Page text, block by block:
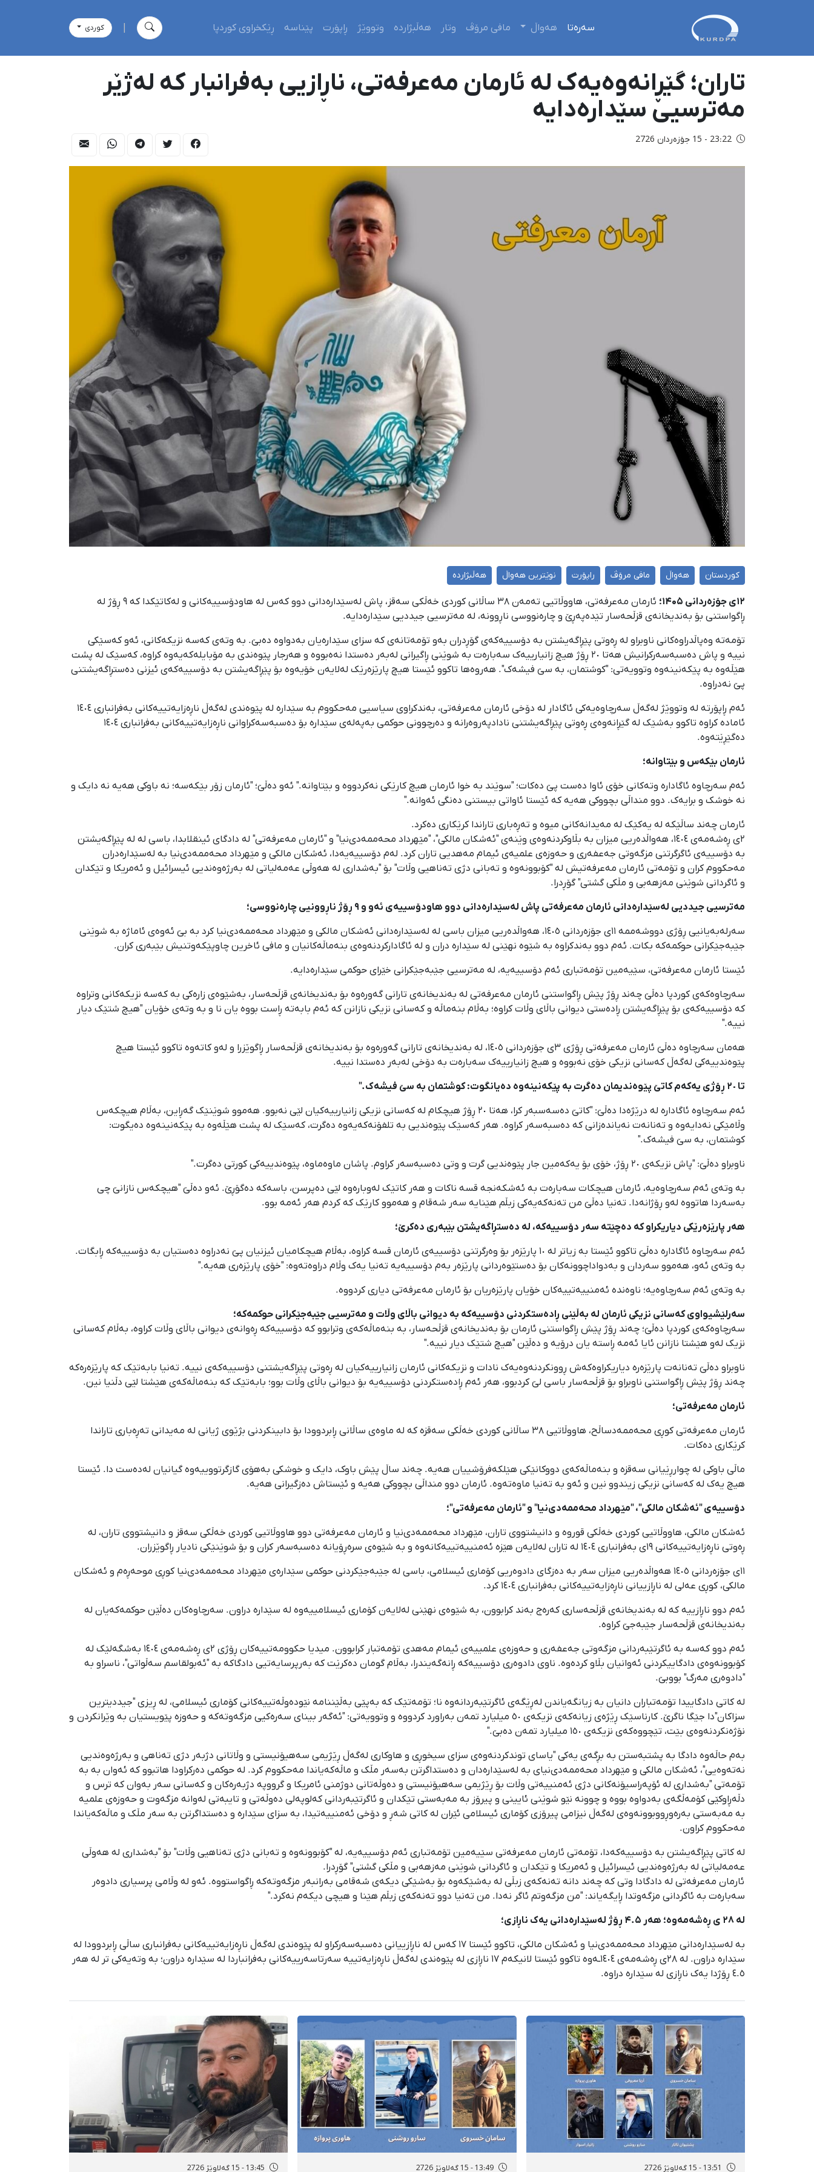
سەرەتا هەواڵ مافی مرۆڤ وتار هەڵبژاردە وتووێژ ڕاپۆرت پێناسە ڕێکخراوی کوردپا كوردی
تاران؛ گێڕانەوەیەک لە ئارمان مەعرفەتی، ناڕازیی بەفرانبار کە لەژێر
مەترسیی سێدارەدایە
23:22 - 15 جۆزەردان 2726
کوردستان هەواڵ مافی مرۆڤ راپۆرت نوێترین هەواڵ هەڵبژاردە
١٢ی جۆزەردانی ۱۴۰۵؛
ئارمان مەعرفەتی، هاووڵاتیی تەمەن ٣٨ ساڵانی کوردی خەڵكی سەقز، پاش لەسێدارەدانی دوو کەس لە هاودۆسییەکانی و لەکاتێکدا کە ٩ ڕۆژ لە
ڕاگواستنی بۆ بەندیخانەی قزڵحەسار تێدەپەڕێ و چارەنووسی ناڕوونە، لە مەترسیی جیددیی سێدارەدایە.
تۆمەتە وەپاڵدراوەکانی ناوبراو لە ڕەوتی پێڕاگەیشتن بە دۆسییەکەی گۆڕدران بەو تۆمەتانەی کە سزای سێدارەیان بەدواوە دەبێ. بە وتەی کەسە نزیکەکانی، ئەو کەسێکی
نییە و پاش دەسبەسەرکرانیش هەتا ٢٠ ڕۆژ هیچ زانیارییەک سەبارەت بە شوێنی ڕاگیرانی لەبەر دەستدا نەەبووە و هەرجار پێوەندی بە مۆبایلەکەیەوە کراوە، کەسێک لە پشت
هێڵەوە بە پێکەنینەوە وتوویەتی: "کوشتمان، بە سێ فیشەک". هەروەها تاکوو ئێستا هیچ پارێزەرێک لەلایەن خۆیەوە بۆ پێڕاگەیشتن بە دۆسییەکەی ئیزنی دەستڕاگەیشتنی
پێ نەدراوە.
ئەم ڕاپۆرتە لە وتووێژ لەگەڵ سەرچاوەیەکی ئاگادار لە دۆخی ئارمان مەعرفەتی، بەندکراوی سیاسیی مەحکووم بە سێدارە لە پێوەندی لەگەڵ ناڕەزایەتییەکانی بەفرانباری ١٤٠٤
ئامادە کراوە تاکوو بەشێک لە گێڕانەوەی ڕەوتی پێڕاگەیشتنی نادادپەروەرانە و دەرچوونی حوکمی بەپەلەی سێدارە بۆ دەسبەسەکراوانی ناڕەزایەتییەکانی بەفرانباری ١٤٠٤
دەگێڕێتەوە.
ئارمان بێکەس و بێتاوانە؛
ئەم سەرچاوە ئاگادارە وتەکانی خۆی ئاوا دەست پێ دەکات؛ "سوێند بە خوا ئارمان هیچ کارێکی نەکردووە و بێتاوانە." ئەو دەڵێ؛ "ئارمان زۆر بێکەسە؛ نە باوکی هەیە نە دایک و
نە خوشک و برایەک. دوو منداڵی بچووکی هەیە کە ئێستا ئاواتی بیستنی دەنگی ئەوانە."
ئارمان چەند ساڵێکە لە یەکێک لە مەیدانەکانی میوە و تەڕەباری تاراندا کرێکاری دەکرد.
٢ی ڕەشەمەی ١٤٠٤، هەواڵدەریی میزان بە بڵاوکردنەوەی وێنەی "ئەشکان مالکی"، "مێهرداد محەممەدی‌نیا" و "ئارمان مەعرفەتی" لە دادگای ئینقلابدا، باسی لە لە پێڕاگەیشتن
بە دۆسییەی ئاگرگرتنی مزگەوتی جەعفەری و حەوزەی علمیەی ئیمام مەهدیی تاران کرد. لەم دۆسییەیەدا، ئەشکان مالکی و مێهرداد محەممەدی‌نیا بە لەسێدارەدران
مەحکووم کران و تۆمەتی ئارمان مەعرفەتیش لە "کۆبوونەوە و تەبانی دژی تەناهیی وڵات" بۆ "بەشداری لە هەوڵی عەمەلیاتی لە بەرژەوەندیی ئیسرائیل و ئەمریکا و تێکدان
و ئاگردانی شوێنی مەزهەبی و مڵکی گشتی" گۆڕدرا.
مەترسیی جیددیی لەسێدارەدانی ئارمان مەعرفەتی پاش لەسێدارەدانی دوو هاودۆسییەی ئەو و ٩ ڕۆژ ناڕوونیی چارەنووسی؛
سەرلەبەیانیی ڕۆژی دووشەممە ١١ی جۆزەردانی ١٤٠٥، هەواڵدەریی میزان باسی لە لەسێدارەدانی ئەشکان مالکی و مێهرداد محەممەدی‌نیا کرد بە بێ ئەوەی ئاماژە بە شوێنی
جێبەجێکرانی حوکمەکە بکات. ئەم دوو بەندکراوە بە شێوە نهێنی لە سێدارە دران و لە ئاگادارکردنەوەی بنەماڵەکانیان و مافی ئاخرین چاوپێکەوتنیش بێبەری کران.
ئێستا ئارمان مەعرفەتی، سێیەمین تۆمەتباری ئەم دۆسییەیە، لە مەترسیی جێبەجێکرانی خێرای حوکمی سێدارەدایە.
سەرچاوەکەی کوردپا دەڵێ چەند ڕۆژ پێش ڕاگواستنی ئارمان مەعرفەتی لە بەندیخانەی تارانی گەورەوە بۆ بەندیخانەی قزڵحەسار، بەشێوەی زارەکی بە کەسە نزیکەکانی وتراوە
کە دۆسییەکەی بۆ پێڕاگەیشتن ڕادەستی دیوانی باڵای وڵات کراوە؛ بەڵام بنەماڵە و کەسانی نزیکی نازانن کە ئەم بابەتە ڕاست بووە یان نا و بە وتەی خۆیان "هیچ شتێک دیار
نییە."
هەمان سەرچاوە دەڵێ ئارمان مەعرفەتی ڕۆژی ٣ی جۆزەردانی ١٤٠٥، لە بەندیخانەی تارانی گەورەوە بۆ بەندیخانەی قزڵحەسار ڕاگوێزرا و لەو کاتەوە تاکوو ئێستا هیچ
پێوەندییەکی لەگەڵ کەسانی نزیکی خۆی نەبووە و هیچ زانیارییەک سەبارەت بە دۆخی لەبەر دەستدا نییە.
تا ٢٠ ڕۆژی یەکەم کاتێ پێوەندیمان دەگرت بە پێکەنینەوە دەیانگوت: کوشتمان بە سێ فیشەک."
ئەم سەرچاوە ئاگادارە لە درێژەدا دەڵێ: "کاتێ دەسەسبەر کرا، هەتا ٢٠ ڕۆژ هیچکام لە کەسانی نزیکی زانیارییەکیان لێی نەبوو. هەموو شوێنێک گەڕاین، بەڵام هیچکەس
وڵامێکی نەدایەوە و تەنانەت نەیاندەزانی کە دەسبەسەر کراوە. هەر کەسێک پێوەندیی بە تلفۆنەکەیەوە دەگرت، کەسێک لە پشت هێڵەوە بە پێکەنینەوە دەیگوت:
کوشتمان، بە سێ فیشەک."
ناوبراو دەڵێ: "پاش نزیکەی ٢٠ ڕۆژ، خۆی بۆ یەکەمین جار پێوەندیی گرت و وتی دەسبەسەر کراوم. پاشان ماوەماوە، پێوەندییەکی کورتی دەگرت."
بە وتەی ئەم سەرچاوەیە، ئارمان هیچکات سەبارەت بە ئەشکەنجە قسە ناکات و هەر کاتێک لەوبارەوە لێی دەپرسن، باسەکە دەگۆڕێ. ئەو دەڵێ "هیچکەس نازانێ چی
بەسەردا هاتووە لەو ڕۆژانەدا. تەنیا دەڵێ من تەنەکەیەکی زبڵم هێنایە سەر شەقام و هەموو کارێک کە کردم هەر ئەمە بوو.
هەر پارێزەرێکی دیاریکراو کە دەچێتە سەر دۆسییەکە، لە دەستڕاگەیشتن بێبەری دەکرێ؛
ئەم سەرچاوە ئاگادارە دەڵێ تاکوو ئێستا بە زیاتر لە ١٠ پارێزەر بۆ وەرگرتنی دۆسییەی ئارمان قسە کراوە، بەڵام هیچکامیان ئیزنیان پێ نەدراوە دەستیان بە دۆسییەکە ڕابگات.
بە وتەی ئەو، هەموو سەردان و بەدواداچوونەکان بۆ دەستێوەردانی پارێزەر بەم دۆسییەیە تەنیا یەک وڵام دراوەتەوە: "خۆی پارێزەری هەیە."
بە وتەی ئەم سەرچاوەیە؛ ناوەندە ئەمنییەتییەکان خۆیان پارێزەریان بۆ ئارمان مەعرفەتی دیاری کردووە.
سەرلێشیواوی کەسانی نزیکی ئارمان لە بەڵێنی ڕادەستکردنی دۆسییەکە بە دیوانی باڵای وڵات و مەترسیی جێبەجێکرانی حوکمەکە؛
سەرچاوەکەی کوردپا دەڵێ؛ چەند ڕۆژ پێش ڕاگواستنی ئارمان بۆ بەندیخانەی قزڵحەسار، بە بنەماڵەکەی وترابوو کە دۆسییەکە ڕەوانەی دیوانی باڵای وڵات کراوە، بەڵام کەسانی
نزیک لەو هێشتا نازانن ئایا ئەمە ڕاستە یان درۆیە و دەڵێن "هیچ شتێک دیار نییە."
ناوبراو دەڵێ تەنانەت پارێزەرە دیاریکراوەکەش ڕوونکردنەوەیەک نادات و نزیکەکانی ئارمان زانیارییەکیان لە ڕەوتی پێڕاگەیشتنی دۆسییەکەی نییە. تەنیا بابەتێک کە پارێزەرەکە
چەند ڕۆژ پێش ڕاگواستنی ناوبراو بۆ قزڵحەسار باسی لێ کردبوو، هەر ئەم ڕادەستکردنی دۆسییەیە بۆ دیوانی باڵای وڵات بوو؛ بابەتێک کە بنەماڵەکەی هێشتا لێی دڵنیا نین.
ئارمان مەعرفەتی؛
ئارمان مەعرفەتی کوڕی محەممەدساڵح، هاووڵاتیی ٣٨ ساڵانی کوردی خەڵکی سەقزە کە لە ماوەی ساڵانی ڕابردوودا بۆ دابینکردنی بژێوی ژیانی لە مەیدانی تەڕەباری تاراندا
کرێکاری دەکات.
ماڵی باوکی لە چوارڕێیانی سەقزە و بنەماڵەکەی دووکانێکی هێلکەفرۆشییان هەیە. چەند ساڵ پێش باوک، دایک و خوشکی بەهۆی گازگرتووییەوە گیانیان لەدەست دا. ئێستا
هیچ یەک لە کەسانی نزیکی زیندوو نین و ئەو بە تەنیا ماوەتەوە. ئارمان دوو منداڵی بچووکی هەیە و ئێستاش دەزگیرانی هەیە.
دۆسییەی "ئەشکان مالکی"، "مێهرداد محەممەدی‌نیا" و "ئارمان مەعرفەتی"؛
ئەشکان مالکی، هاووڵاتیی کوردی خەڵکی قوروە و دانیشتووی تاران، مێهرداد محەممەدی‌نیا و ئارمان مەعرفەتی دوو هاووڵاتیی کوردی خەڵکی سەقز و دانیشتووی تاران، لە
ڕەوتی ناڕەزایەتییەکانی ١٩ی بەفرانباری ١٤٠٤ لە تاران لەلایەن هێزە ئەمنییەتییەکانەوە و بە شێوەی سرەڕۆیانە دەسبەسەر کران و بۆ شوێنێکی نادیار ڕاگوێزران.
١١ی جۆزەردانی ١٤٠٥ هەواڵدەریی میزان سەر بە دەزگای دادوەریی کۆماری ئیسلامی، باسی لە جێبەجێکردنی حوکمی سێدارەی مێهرداد محەممەدی‌نیا کوڕی موحەڕەم و ئەشکان
مالکی، کوڕی عەلی لە ناڕازییانی ناڕەزایەتییەکانی بەفرانباری ١٤٠٤ کرد.
ئەم دوو ناڕازییە کە لە بەندیخانەی قزڵحەساری کەرەج بەند کرابوون، بە شێوەی نهێنی لەلایەن کۆماری ئیسلامییەوە لە سێدارە دراون. سەرچاوەکان دەڵێن حوکمەکەیان لە
بەندیخانەی قزڵحەسار جێبەجێ کراوە.
ئەم دوو کەسە بە ئاگرتێبەردانی مزگەوتی جەعفەری و حەوزەی علمییەی ئیمام مەهدی تۆمەتبار کرابوون. میدیا حکوومەتییەکان ڕۆژی ٢ی ڕەشەمەی ١٤٠٤ بەشگەلێک لە
کۆبوونەوەی دادگاییکردنی ئەوانیان بڵاو کردەوە. ناوی دادوەری دۆسییەکە ڕانەگەیندرا، بەڵام گومان دەکرێت کە بەرپرسایەتیی دادگاکە بە "ئەبولقاسم سەڵواتی"، ناسراو بە
"دادوەری مەرگ" بووبێ.
لە کاتی دادگاییدا تۆمەتباران دانیان بە زیانگەیاندن لەڕێگەی ئاگرتێبەردانەوە نا؛ تۆمەتێک کە بەپێی بەڵێننامە نێودەوڵەتییەکانی کۆماری ئیسلامی، لە ڕیزی "جیددیترین
سزاکان"دا جێگا ناگرێ. کارناسێک ڕێژەی زیانەکەی نزیکەی ٥٠ میلیارد تمەن بەراورد کردووە و وتوویەتی: "ئەگەر بینای سەرەکیی مزگەوتەکە و حەوزە پێویستیان بە وێرانکردن و
نۆژەنکردنەوەی بێت، تێچووەکەی نزیکەی ١٥٠ میلیارد تمەن دەبێ."
بەم حاڵەوە دادگا بە پشتبەستن بە بڕگەی یەکی "یاسای توندکردنەوەی سزای سیخوڕی و هاوکاری لەگەڵ ڕێژیمی سەهیۆنیستی و وڵاتانی دژبەر دژی تەناهی و بەرژەوەندیی
نەتەوەیی"، ئەشکان مالکی و مێهرداد محەممەدی‌نیای بە لەسێدارەدان و دەستداگرتن بەسەر مڵک و ماڵەکەیاندا مەحکووم کرد. لە حوکمی دەرکراودا هاتبوو کە ئەوان بە بە
تۆمەتی "بەشداری لە ئۆپەراسیۆنەکانی دژی ئەمنییەتی وڵات بۆ ڕێژیمی سەهیۆنیستی و دەوڵەتانی دوژمنی ئامریکا و گرووپە دژبەرەکان و کەسانی سەر بەوان کە ترس و
دڵەڕاوکێی کۆمەڵگەی بەدواوە بووە و چوونە نێو شوێنی ئایینی و پیرۆز بە مەبەستی تێکدان و ئاگرتێبەردانی کەلوپەلی دەوڵەتی و تایبەتی لەوانە مزگەوت و حەوزەی علمیە
بە مەبەستی بەرەوڕووبوونەوەی لەگەڵ نیزامی پیرۆزی کۆماری ئیسلامی ئێران لە کاتی شەڕ و دۆخی ئەمنییەتیدا، بە سزای سێدارە و دەستداگرتن بە سەر مڵک و ماڵەکەیاندا
مەحکووم کراون.
لە کاتی پێڕاگەیشتن بە دۆسییەکەدا، تۆمەتی ئارمان مەعرفەتی سێیەمین تۆمەتباری ئەم دۆسییەیە، لە "کۆبوونەوە و تەبانی دژی تەناهیی وڵات" بۆ "بەشداری لە هەوڵی
عەمەلیاتی لە بەرژەوەندیی ئیسرائیل و ئەمریکا و تێکدان و ئاگردانی شوێنی مەزهەبی و مڵکی گشتی" گۆڕدرا.
ئارمان مەعرفەتی لە دادگادا وتی کە چەند دانە تەنەکەی زبڵی لە بەشێکەوە بۆ بەشێکی دیکەی شەقامی بەرانبەر مزگەوتەکە ڕاگواستووە. ئەو لە وڵامی پرسیاری دادوەر
سەبارەت بە ئاگردانی مزگەوتدا ڕایگەیاند: "من مزگەوتم ئاگر نەدا. من تەنیا دوو تەنەکەی زبڵم هێنا و هیچی دیکەم نەکرد."
لە ۲۸ ی ڕەشەمەوە؛ هەر ۴.۵ ڕۆژ لەسێدارەدانی یەک ناڕازی؛
بە لەسێدارەدانی مێهرداد محەممەدی‌نیا و ئەشکان مالکی، تاکوو ئێستا ١٧ کەس لە ناڕازییانی دەسبەسەرکراو لە پێوەندی لەگەڵ ناڕەزایەتییەکانی بەفرانباری ساڵی ڕابردوودا لە
سێدارە دراون. لە ٢٨ی ڕەشەمەی ١٤٠٤ـەوە تاکوو ئێستا لانیکەم ١٧ ناڕازی لە پێوەندی لەگەڵ ناڕەزایەتییە سەرتاسەرییەکانی بەفرانباردا لە سێدارە دراون؛ بە وتەیەکی تر لە هەر
٤.٥ ڕۆژدا یەک ناڕازی لە سێدارە دراوە.
13:51 - 15 گەلاوێژ 2726 13:49 - 15 گەلاوێژ 2726 13:45 - 15 گەلاوێژ 2726